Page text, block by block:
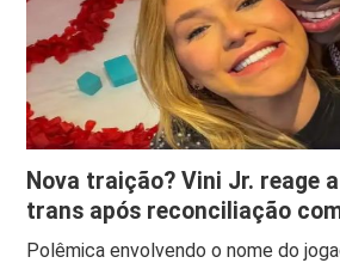
Nova traição? Vini Jr. reage
trans após reconciliação
Polêmica envolvendo o nome do